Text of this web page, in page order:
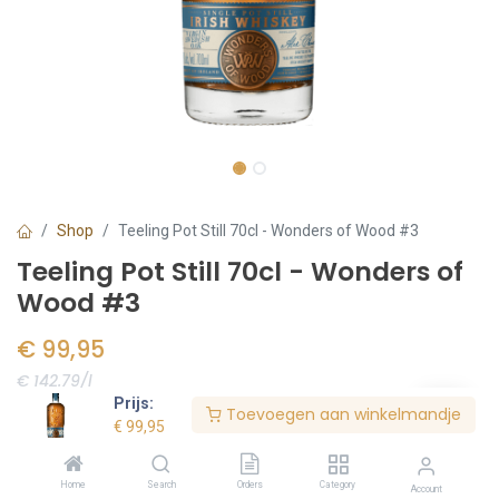
Prijs:
€ 99,95
Toevoegen aan winkelmandje
Home Search Orders Category Account
Shop Teeling Pot Still 70cl - Wonders of Wood #3
Teeling Pot Still 70cl - Wonders of
Wood #3
€ 99,95
€ 142.79/l
Voorraad:5stuk(s)